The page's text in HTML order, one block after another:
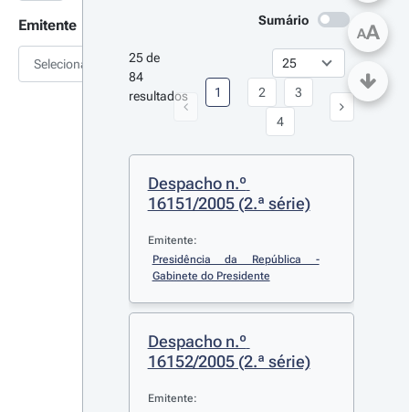
Emitente
Selecionar
Sumário
25 de
84
resultados
1 2
3
4
Despacho n.º
16151/2005 (2.ª série)
Emitente:
Presidência da República -
Gabinete do Presidente
Despacho n.º
16152/2005 (2.ª série)
Emitente:
AA